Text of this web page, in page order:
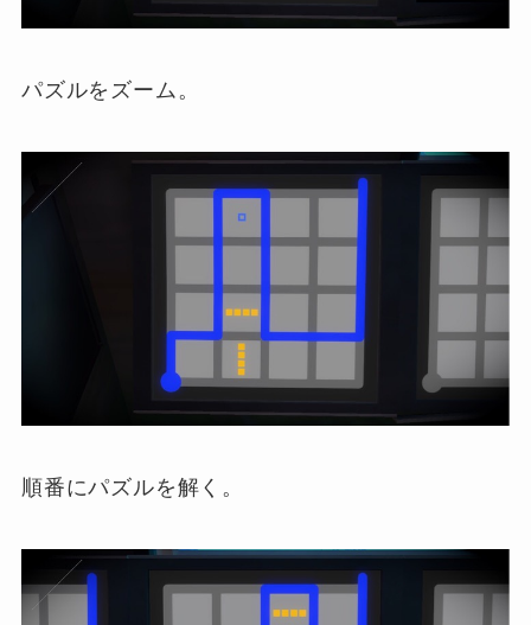
パズルをズーム。
順番にパズルを解く。